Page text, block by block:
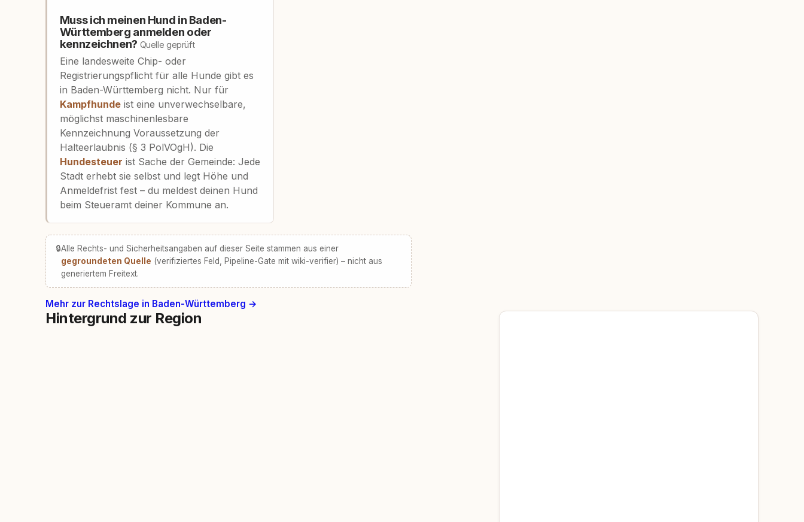
Muss ich meinen Hund in Baden-
Württemberg anmelden oder
kennzeichnen? Quelle geprüft
Eine landesweite Chip- oder
Registrierungspflicht für alle Hunde gibt es
in Baden-Württemberg nicht. Nur für
Kampfhundeist eine unverwechselbare,
möglichst maschinenlesbare
Kennzeichnung Voraussetzung der
Halteerlaubnis (§ 3 PolVOgH). Die
Hundesteuer ist Sache der Gemeinde: Jede
Stadt erhebt sie selbst und legt Höhe und
Anmeldefrist fest – du meldest deinen Hund
beim Steueramt deiner Kommune an.
🔒Alle Rechts- und Sicherheitsangaben auf dieser Seite stammen aus einer
gegroundeten Quelle (verifiziertes Feld, Pipeline-Gate mit wiki-verifier) – nicht aus
generiertem Freitext.
Mehr zur Rechtslage in Baden-Württemberg →
Hintergrund zur Region